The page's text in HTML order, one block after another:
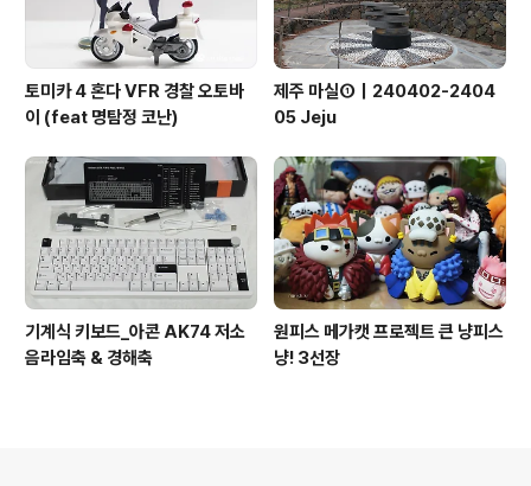
토미카 4 혼다 VFR 경찰 오토바
이 (feat 명탐정 코난)
제주 마실①｜240402-2404
05 Jeju
기계식 키보드_아콘 AK74 저소
음라임축 & 경해축
원피스 메가캣 프로젝트 큰 냥피스
냥! 3선장